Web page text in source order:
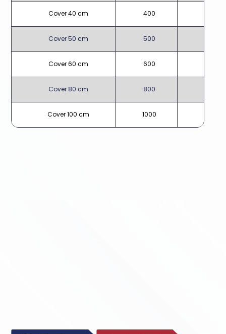
Cover 40 cm 400
Cover 50 cm 500
Cover 60 cm 600
Cover 80 cm 800
Cover 100 cm 1000